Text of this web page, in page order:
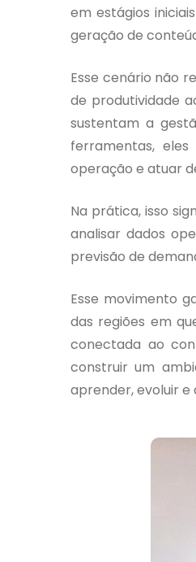
em estágios
geração de
Esse cenário não
de produtividade
sustentam a
ferramentas,
operação e atuar
Na prática, isso
analisar dados
previsão de
Esse movimento
das regiões em
conectada ao
construir um
aprender, evoluir